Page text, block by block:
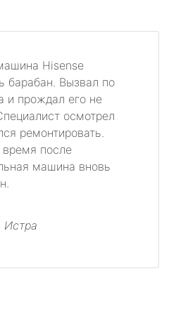
Hisense
барабан. Вызвал по
и прождал его не
осмотрел
ремонтировать.
время после
машина вновь
Истра